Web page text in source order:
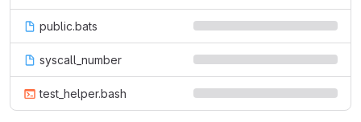
public.bats
syscall_number
test_helper.bash